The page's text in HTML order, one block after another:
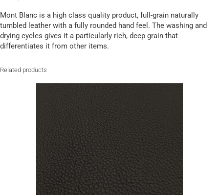
Mont Blanc is a high class quality product, full-grain naturally
tumbled leather with a fully rounded hand feel. The washing and
drying cycles gives it a particularly rich, deep grain that
differentiates it from other items.
Related products